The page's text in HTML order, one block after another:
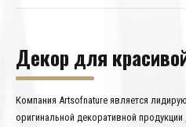
Декор для
Компания Artsofnature является
оригинальной декоративной